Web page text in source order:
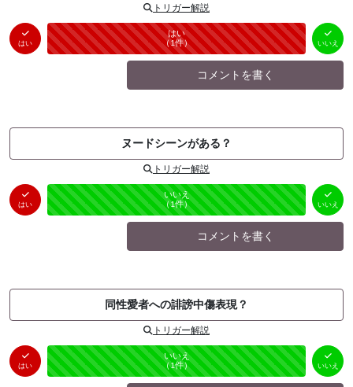
トリガー解説
はい
はい
（1件） 未投票
いいえ
（ 0件）
いいえ
コメントを書く
ヌードシーンがある？
トリガー解説
はい
はい
（0件）
未投票
いいえ
（1件） いいえ
コメントを書く
同性愛者への誹謗中傷表現？
トリガー解説
はい
はい
（0件）
未投票
いいえ
（1件） いいえ